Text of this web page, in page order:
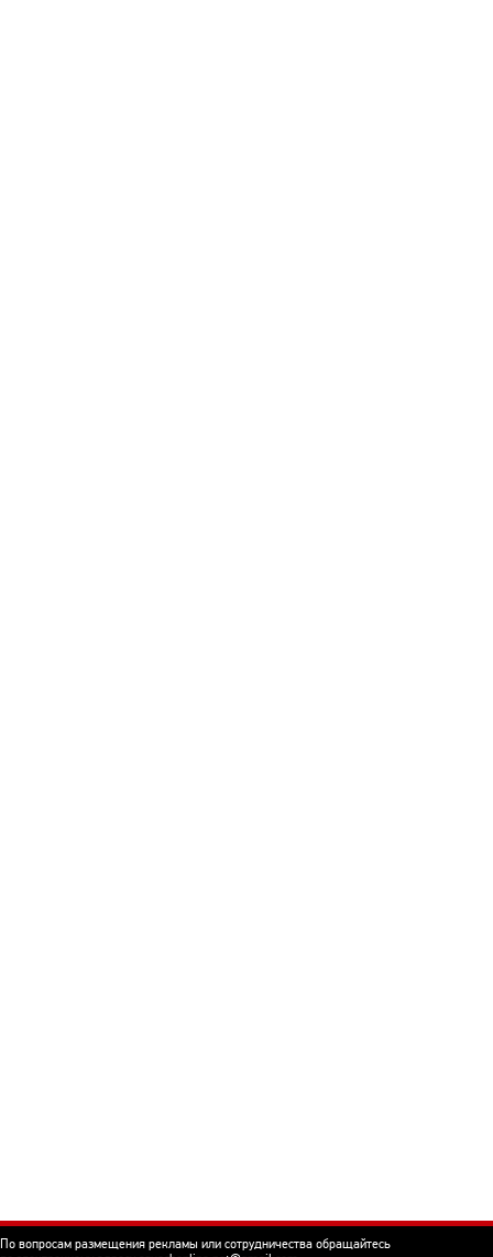
По вопросам размещения рекламы или сотрудничества обращайтесь